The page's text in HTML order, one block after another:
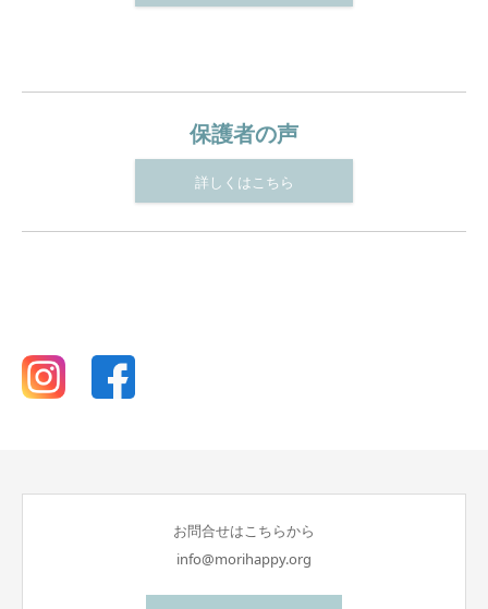
保護者の声
詳しくはこちら
お問合せはこちらから
info@morihappy.org